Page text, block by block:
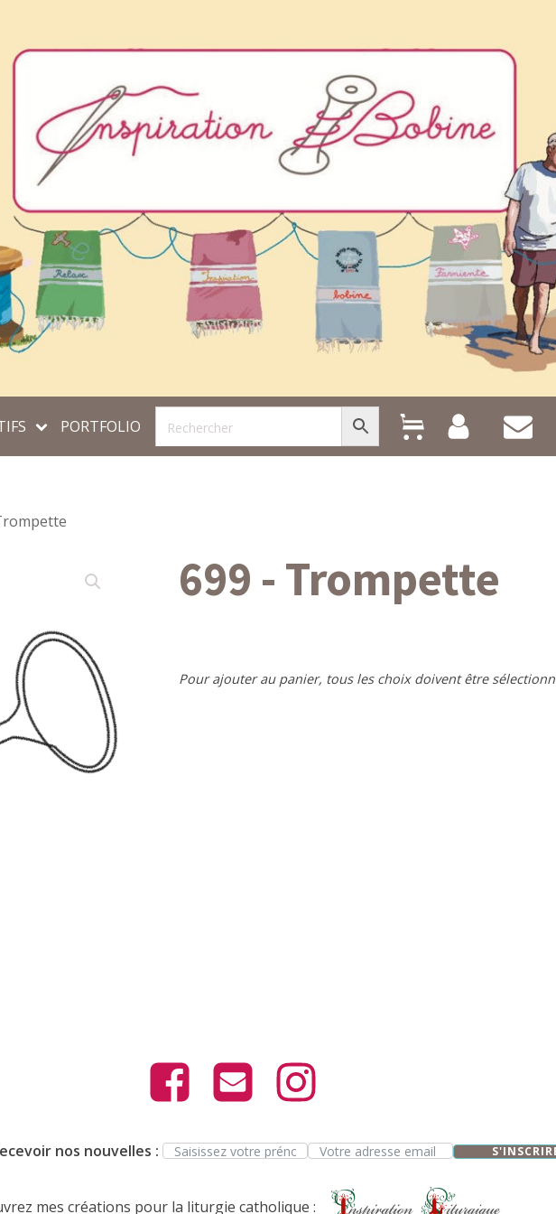
PORTFOLIO
699 - Trompette
Pour ajouter au panier, tous les choix doivent être
nos nouvelles :
mes créations pour la liturgie catholique :